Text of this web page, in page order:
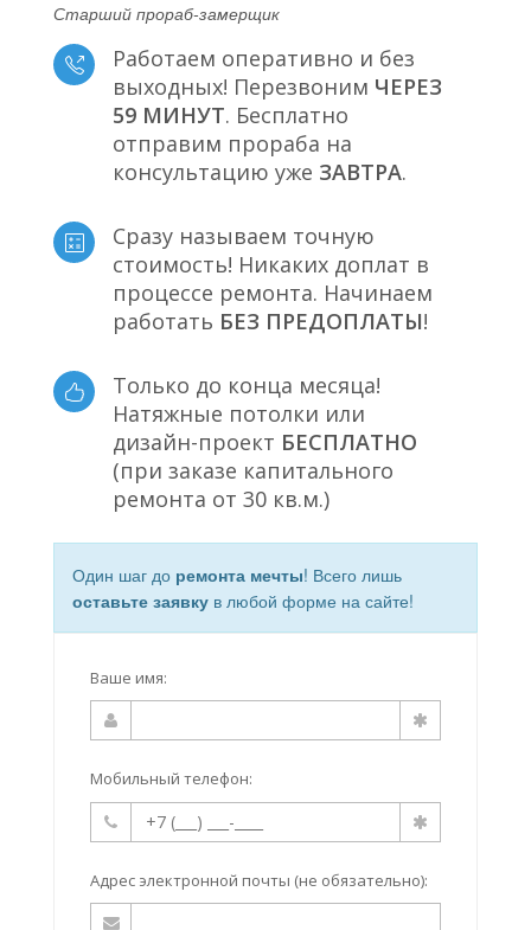
Старший прораб-замерщик
Работаем оперативно и без
выходных! Перезвоним ЧЕРЕЗ
59 МИНУТ. Бесплатно
отправим прораба на
консультацию уже ЗАВТРА.
Сразу называем точную
стоимость! Никаких доплат в
процессе ремонта. Начинаем
работать БЕЗ ПРЕДОПЛАТЫ!
Только до конца месяца!
Натяжные потолки или
дизайн-проект БЕСПЛАТНО
(при заказе капитального
ремонта от 30 кв.м.)
Один шаг до ремонта мечты! Всего лишь
оставьте заявку в любой форме на сайте!
Ваше имя:
Мобильный телефон:
Адрес электронной почты (не обязательно):